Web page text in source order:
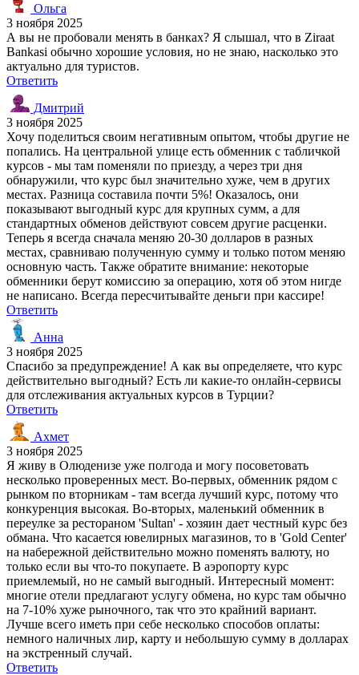
Ольга
3 ноября 2025
А вы не пробовали менять в банках? Я слышал, что в Ziraat
Bankasi обычно хорошие условия, но не знаю, насколько это
актуально для туристов.
Ответить
Дмитрий
3 ноября 2025
Хочу поделиться своим негативным опытом, чтобы другие не
попались. На центральной улице есть обменник с табличкой
курсов - мы там поменяли по приезду, а через три дня
обнаружили, что курс был значительно хуже, чем в других
местах. Разница составила почти 5%! Оказалось, они
показывают выгодный курс для крупных сумм, а для
стандартных обменов действуют совсем другие расценки.
Теперь я всегда сначала меняю 20-30 долларов в разных
местах, сравниваю полученную сумму и только потом меняю
основную часть. Также обратите внимание: некоторые
обменники берут комиссию за операцию, хотя об этом нигде
не написано. Всегда пересчитывайте деньги при кассире!
Ответить
Анна
3 ноября 2025
Спасибо за предупреждение! А как вы определяете, что курс
действительно выгодный? Есть ли какие-то онлайн-сервисы
для отслеживания актуальных курсов в Турции?
Ответить
Ахмет
3 ноября 2025
Я живу в Олюденизе уже полгода и могу посоветовать
несколько проверенных мест. Во-первых, обменник рядом с
рынком по вторникам - там всегда лучший курс, потому что
конкуренция высокая. Во-вторых, маленький обменник в
переулке за рестораном 'Sultan' - хозяин дает честный курс без
обмана. Что касается ювелирных магазинов, то в 'Gold Center'
на набережной действительно можно поменять валюту, но
только если вы что-то покупаете. В аэропорту курс
приемлемый, но не самый выгодный. Интересный момент:
многие отели предлагают услугу обмена, но курс там обычно
на 7-10% хуже рыночного, так что это крайний вариант.
Лучше всего иметь при себе несколько способов оплаты:
немного наличных лир, карту и небольшую сумму в долларах
на экстренный случай.
Ответить